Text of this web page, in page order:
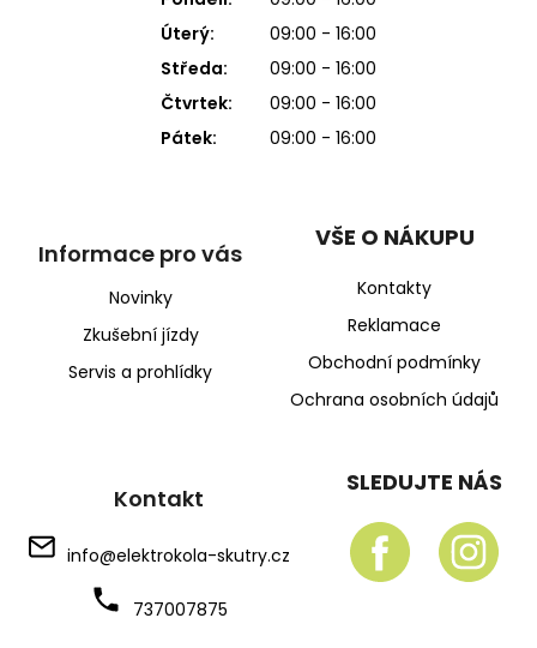
Úterý:
09:00 - 16:00
Středa:
09:00 - 16:00
Čtvrtek:
09:00 - 16:00
Pátek:
09:00 - 16:00
Informace pro vás
Novinky
Zkušební jízdy
Servis a prohlídky
VŠE O NÁKUPU
Kontakty
Reklamace
Obchodní podmínky
Ochrana osobních údajů
Kontakt
info@elektrokola-skutry.cz
737007875
SLEDUJTE NÁS